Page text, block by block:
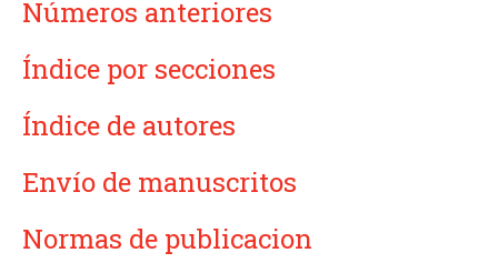
Números anteriores
Índice por secciones
Índice de autores
Envío de manuscritos
Normas de publicacion